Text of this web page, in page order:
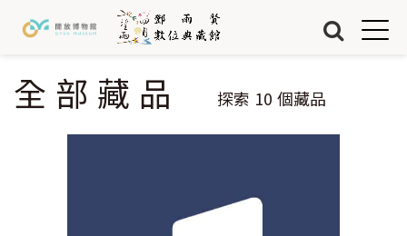
關於我們
Jump to Navigation
Jump to Main content
您在這裡
全部藏品 探索 10 個藏品